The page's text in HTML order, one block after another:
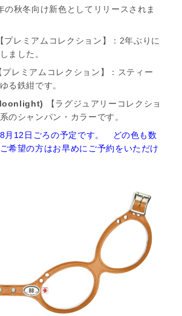
の秋冬向け新色としてリリースされま
【プレミアムコレクション】：2年ぶりに
ました。
プレミアムコレクション】：スティー
る鉄紺です。
【ラグジュアリーコレクショ
のシャンパン・カラーです。
月12日ごろの予定です。 どの色も数
希望の方はお早めにご予約をいただけ